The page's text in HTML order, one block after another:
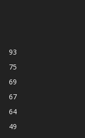
93
75
69
67
64
49